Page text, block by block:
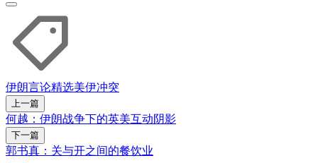
伊朗言论精选美伊冲突
上一篇
何越：伊朗战争下的英美互动阴影
下一篇
郭书真：关与开之间的餐饮业